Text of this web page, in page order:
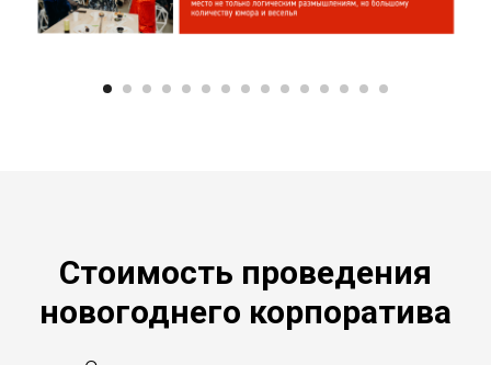
Стоимость проведения
новогоднего корпоратива